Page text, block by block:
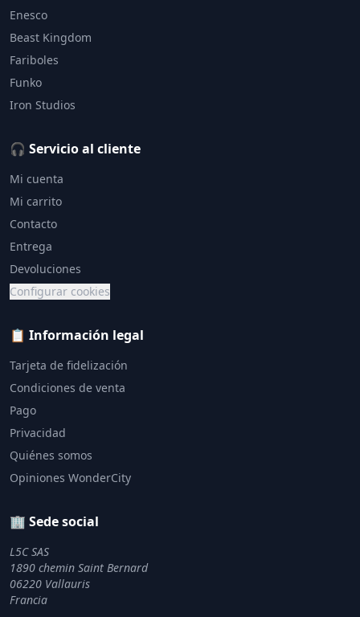
Enesco
Beast Kingdom
Fariboles
Funko
Iron Studios
🎧 Servicio al cliente
Mi cuenta
Mi carrito
Contacto
Entrega
Devoluciones
Configurar cookies
📋 Información legal
Tarjeta de fidelización
Condiciones de venta
Pago
Privacidad
Quiénes somos
Opiniones WonderCity
🏢 Sede social
L5C SAS
1890 chemin Saint Bernard
06220 Vallauris
Francia